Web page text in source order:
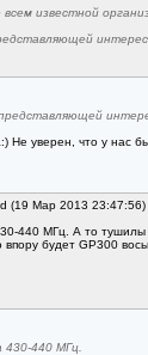
известной
Не уверен, что у нас
(19 Мар 2013 23:47:56)
440 МГц. А то
будет GP300
430-440 МГц.